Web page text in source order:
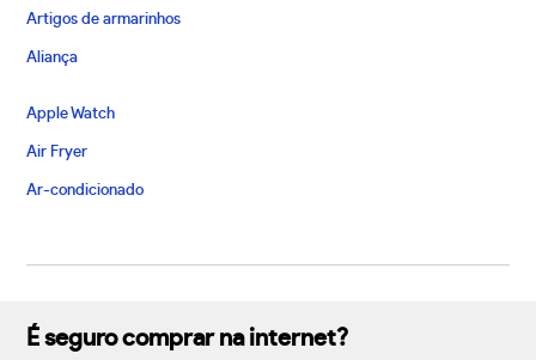
Artigos de armarinhos
Aliança
Apple Watch
Air Fryer
Ar-condicionado
É seguro comprar na internet?